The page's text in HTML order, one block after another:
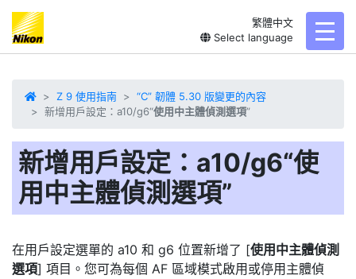
繁體中文
Select language
Z 9 使用指南
“C” 韌體 5.30 版變更的內容
新增用戶設定：a10/g6“使用中主體偵測選項”
新增用戶設定：a10/g6“使
用中主體偵測選項”
在用戶設定選單的 a10 和 g6 位置新增了 [使用中主體偵測
選項] 項目。您可為每個 AF 區域模式啟用或停用 主體偵